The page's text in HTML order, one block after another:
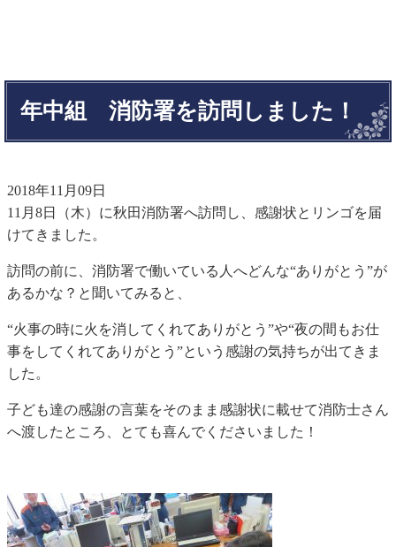
年中組 消防署を訪問しました！
2018年11月09日
11月8日（木）に秋田消防署へ訪問し、感謝状とリンゴを届
けてきました。
訪問の前に、消防署で働いている人へどんな“ありがとう”が
あるかな？と聞いてみると、
“火事の時に火を消してくれてありがとう”や“夜の間もお仕
事をしてくれてありがとう”という感謝の気持ちが出てきま
した。
子ども達の感謝の言葉をそのまま感謝状に載せて消防士さん
へ渡したところ、とても喜んでくださいました！